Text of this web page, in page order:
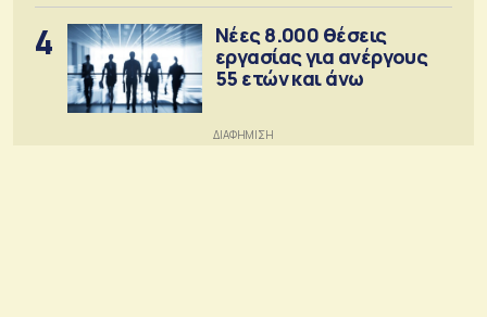
4
Νέες 8.000 θέσεις
εργασίας για ανέργους
55 ετών και άνω